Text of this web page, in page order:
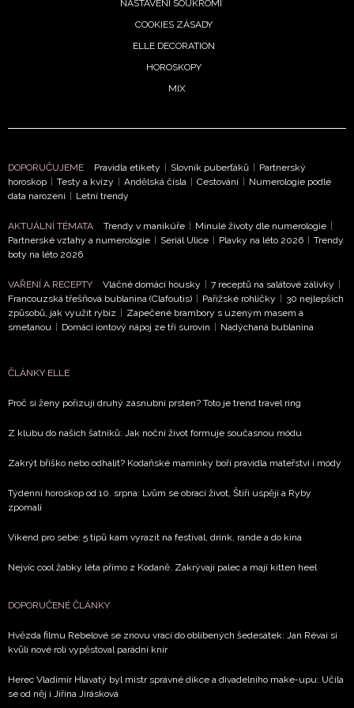
NASTAVENÍ SOUKROMÍ
COOKIES ZÁSADY
ELLE DECORATION
HOROSKOPY
MIX
DOPORUČUJEME Pravidla etikety Slovník puberťáků
Partnerský
horoskop
Testy a kvízy Andělská čísla Cestování
Numerologie podle
data narození
Letní trendy
AKTUÁLNÍ TÉMATA Trendy v manikúře Minulé životy dle numerologie
Partnerské vztahy a numerologie
Seriál Ulice Plavky na léto 2026
Trendy
boty na léto 2026
VAŘENÍ A RECEPTY Vláčné domácí housky 7 receptů na salátové zálivky
Francouzská třešňová bublanina (Clafoutis)
Pařížské rohlíčky
30 nejlepších
způsobů, jak využít rybíz
Zapečené brambory s uzeným masem a
smetanou
Domácí iontový nápoj ze tří surovin Nadýchaná bublanina
ČLÁNKY ELLE
Proč si ženy pořizují druhý zásnubní prsten? Toto je trend travel ring
Z klubu do našich šatníků: Jak noční život formuje současnou módu
Zakrýt bříško nebo odhalit? Kodaňské maminky boří pravidla mateřství i módy
Týdenní horoskop od 10. srpna: Lvům se obrací život, Štíři uspějí a Ryby
zpomalí
Víkend pro sebe: 5 tipů kam vyrazit na festival, drink, rande a do kina
Nejvíc cool žabky léta přímo z Kodaně. Zakrývají palec a mají kitten heel
DOPORUČENÉ ČLÁNKY
Hvězda filmu Rebelové se znovu vrací do oblíbených šedesátek: Jan Révai si
kvůli nové roli vypěstoval parádní knír
Herec Vladimír Hlavatý byl mistr správné dikce a divadelního make-upu: Učila
se od něj i Jiřina Jirásková